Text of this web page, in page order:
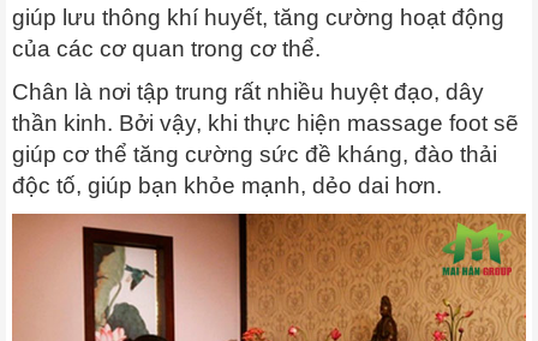
giúp lưu thông khí huyết, tăng cường hoạt động
của các cơ quan trong cơ thể.
Chân là nơi tập trung rất nhiều huyệt đạo, dây
thần kinh. Bởi vậy, khi thực hiện massage foot sẽ
giúp cơ thể tăng cường sức đề kháng, đào thải
độc tố, giúp bạn khỏe mạnh, dẻo dai hơn.